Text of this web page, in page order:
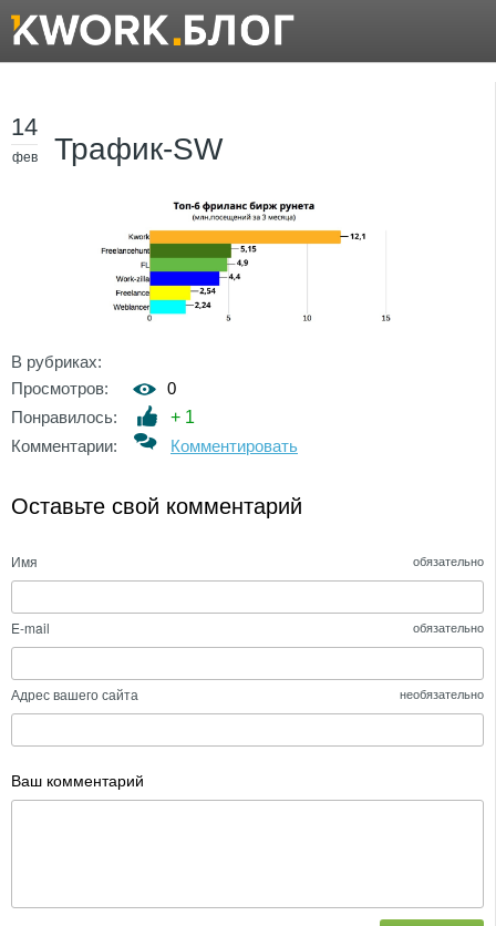
14
фев Трафик-SW
В рубриках:
Просмотров:
0
Понравилось:
+ 1
Комментарии:
Комментировать
Оставьте свой комментарий
Имя обязательно
E-mail обязательно
Адрес вашего сайта необязательно
Ваш комментарий